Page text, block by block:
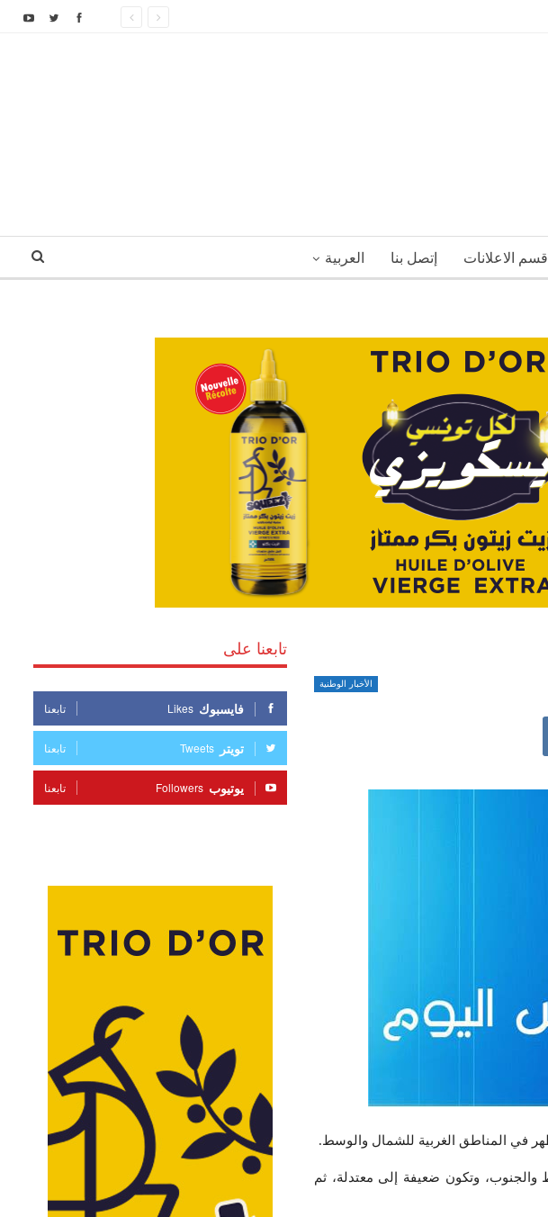
قسم الاعلانات إتصل بنا العربية
الأخبار الوطنية
وتكون ضعيفة إلى معتدلة، ثم
تابعنا على
فايسبوك Likes تابعنا
تويتر Tweets تابعنا
يوتيوب Followers تابعنا